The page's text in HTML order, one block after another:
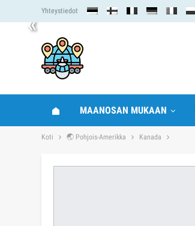
« Yhteystiedot
MAANOSAN MUKAAN
Koti 🌏 Pohjois-Amerikka Kanada